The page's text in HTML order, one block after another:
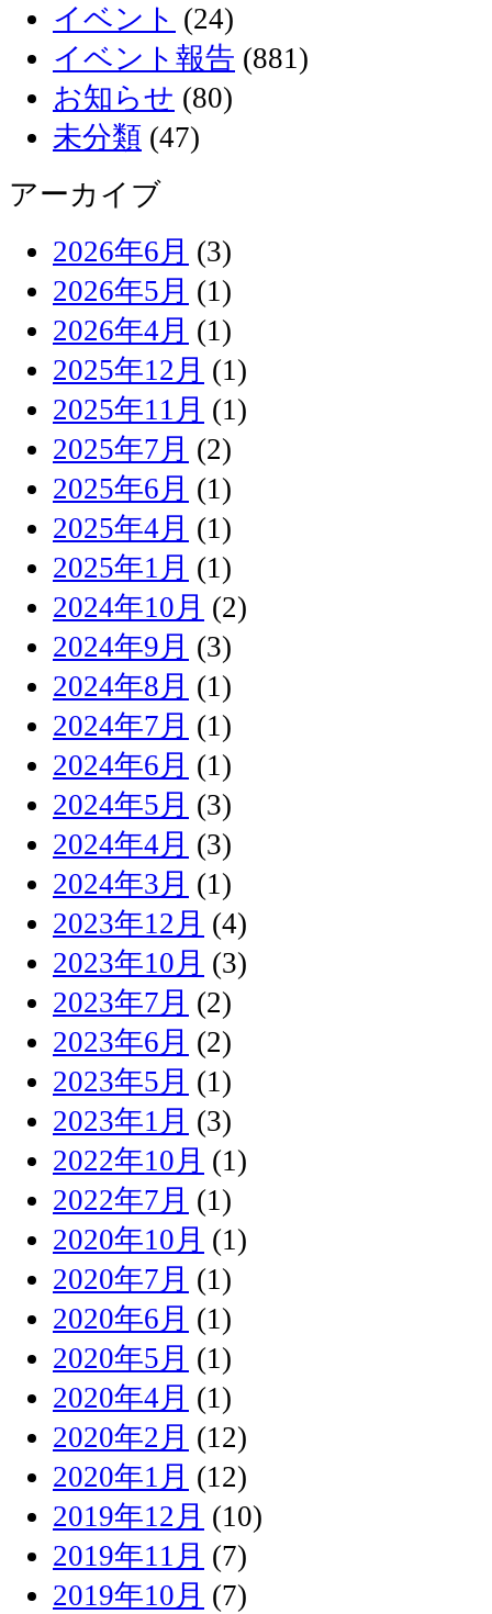
イベント (24)
イベント報告 (881)
お知らせ (80)
未分類 (47)
アーカイブ
2026年6月 (3)
2026年5月 (1)
2026年4月 (1)
2025年12月 (1)
2025年11月 (1)
2025年7月 (2)
2025年6月 (1)
2025年4月 (1)
2025年1月 (1)
2024年10月 (2)
2024年9月 (3)
2024年8月 (1)
2024年7月 (1)
2024年6月 (1)
2024年5月 (3)
2024年4月 (3)
2024年3月 (1)
2023年12月 (4)
2023年10月 (3)
2023年7月 (2)
2023年6月 (2)
2023年5月 (1)
2023年1月 (3)
2022年10月 (1)
2022年7月 (1)
2020年10月 (1)
2020年7月 (1)
2020年6月 (1)
2020年5月 (1)
2020年4月 (1)
2020年2月 (12)
2020年1月 (12)
2019年12月 (10)
2019年11月 (7)
2019年10月 (7)